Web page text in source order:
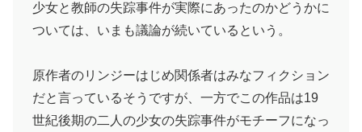
少女と教師の失踪事件が実際にあったのかどうかに
ついては、いまも議論が続いているという。
原作者のリンジーはじめ関係者はみなフィクション
だと言っているそうですが、一方でこの作品は19
世紀後期の二人の少女の失踪事件がモチーフになっ